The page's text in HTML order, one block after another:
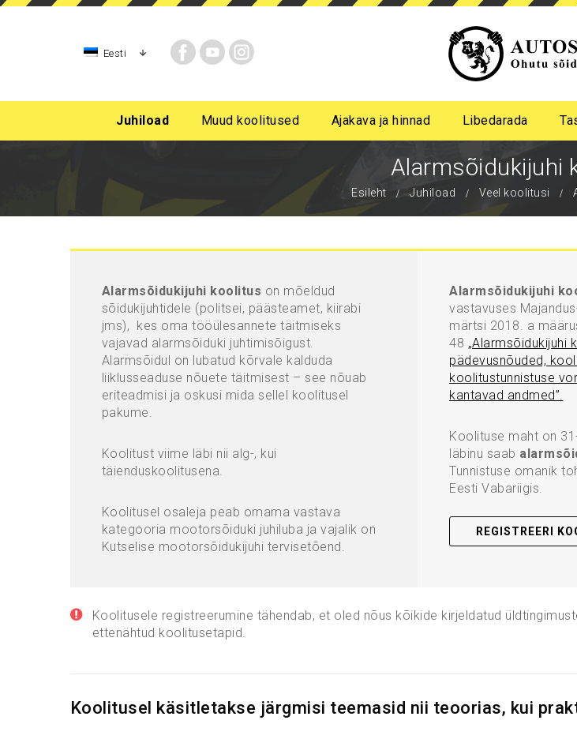
Eesti
Juhiload Muud koolitused Ajakava ja hinnad Libedarada
Alarmsõidukijuhi
Esileht Juhiload Veel koolitusi
Alarmsõidukijuhi koolitus on mõeldud
sõidukijuhtidele (politsei, päästeamet, kiirabi
jms), kes oma tööülesannete täitmiseks
vajavad alarmsõiduki juhtimisõigust.
Alarmsõidul on lubatud kõrvale kalduda
liiklusseaduse nõuete täitmisest – see nõuab
eriteadmisi ja oskusi mida sellel koolitusel
pakume.
Koolitust viime läbi nii alg-, kui
täienduskoolitusena.
Koolitusel osaleja peab omama vastava
kategooria mootorsõiduki juhiluba ja vajalik on
Kutselise mootorsõidukijuhi tervisetõend.
Alarmsõidukijuhi
vastavuses
märtsi 2018. a
48 „Alarmsõidukijuhi
pädevusnõuded,
koolitustunnistuse
kantavad andmed”.
Koolituse maht on
läbinu saab
Tunnistuse omanik
Eesti Vabariigis.
REGISTREERI
Koolitusele registreerumine tähendab, et oled nõus kõikide kirjeldatud
ettenähtud koolitusetapid.
Koolitusel käsitletakse järgmisi teemasid nii teoorias, kui